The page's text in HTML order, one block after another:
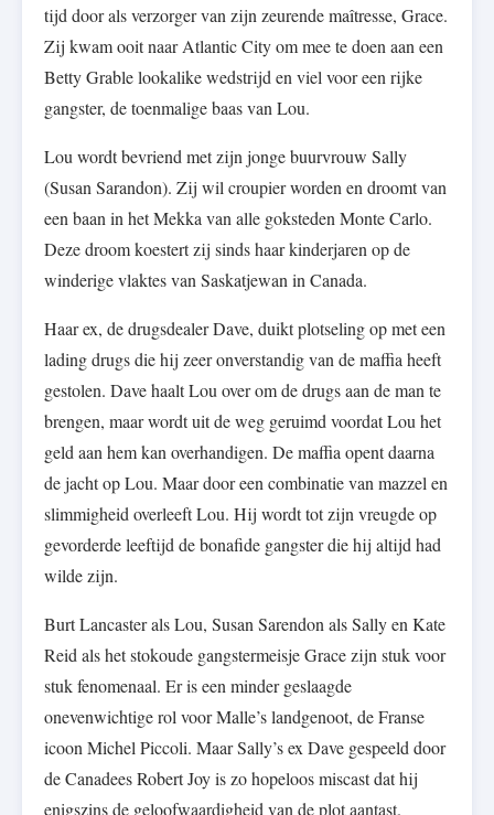
tijd door als verzorger van zijn zeurende maîtresse, Grace.
Zij kwam ooit naar Atlantic City om mee te doen aan een
Betty Grable lookalike wedstrijd en viel voor een rijke
gangster, de toenmalige baas van Lou.
Lou wordt bevriend met zijn jonge buurvrouw Sally
(Susan Sarandon). Zij wil croupier worden en droomt van
een baan in het Mekka van alle goksteden Monte Carlo.
Deze droom koestert zij sinds haar kinderjaren op de
winderige vlaktes van Saskatjewan in Canada.
Haar ex, de drugsdealer Dave, duikt plotseling op met een
lading drugs die hij zeer onverstandig van de maffia heeft
gestolen. Dave haalt Lou over om de drugs aan de man te
brengen, maar wordt uit de weg geruimd voordat Lou het
geld aan hem kan overhandigen. De maffia opent daarna
de jacht op Lou. Maar door een combinatie van mazzel en
slimmigheid overleeft Lou. Hij wordt tot zijn vreugde op
gevorderde leeftijd de bonafide gangster die hij altijd had
wilde zijn.
Burt Lancaster als Lou, Susan Sarendon als Sally en Kate
Reid als het stokoude gangstermeisje Grace zijn stuk voor
stuk fenomenaal. Er is een minder geslaagde
onevenwichtige rol voor Malle’s landgenoot, de Franse
icoon Michel Piccoli. Maar Sally’s ex Dave gespeeld door
de Canadees Robert Joy is zo hopeloos miscast dat hij
enigszins de geloofwaardigheid van de plot aantast.